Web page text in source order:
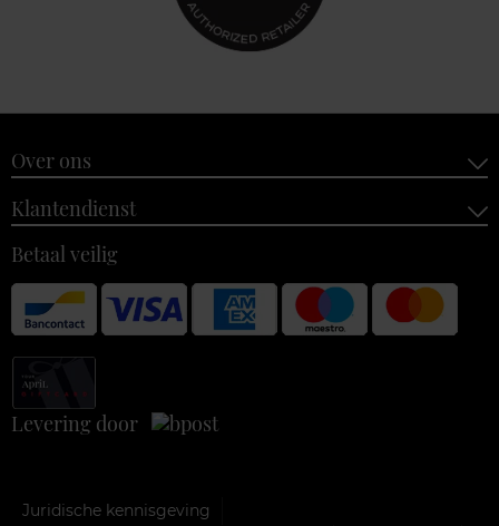
Over ons
Klantendienst
Betaal veilig
Levering door
Juridische kennisgeving